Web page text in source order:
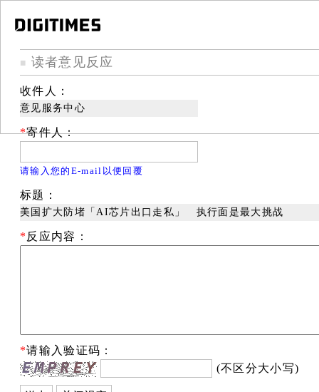
■ 读者意见反应
收件人：
意见服务中心
*寄件人：
请输入您的E-mail以便回覆
标题：
美国扩大防堵「AI芯片出口走私」 执行面是最大挑战
* 反应内容：
*请输入验证码：
(不区分大小写)